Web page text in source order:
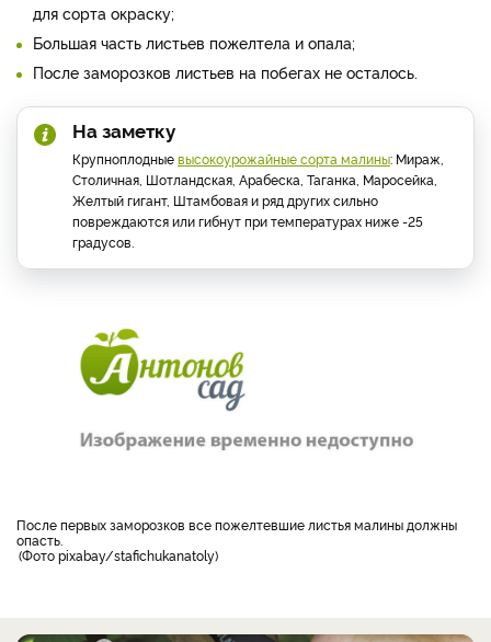
для сорта окраску;
Большая часть листьев пожелтела и опала;
После заморозков листьев на побегах не осталось.
На заметку
Крупноплодныевысокоурожайные сорта малины: Мираж,
Столичная, Шотландская, Арабеска, Таганка, Маросейка,
Желтый гигант, Штамбовая и ряд других сильно
повреждаются или гибнут при температурах ниже -25
градусов.
после первых заморозков все пожелтевшие листья малины должны
опасть.
Фото pixabay/stafichukanatoly